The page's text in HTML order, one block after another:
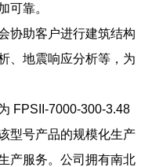
可靠。
协助客户进行建筑结构
、地震响应分析等，为
FPSII-7000-300-3.48
型号产品的规模化生产
产服务。公司拥有南北